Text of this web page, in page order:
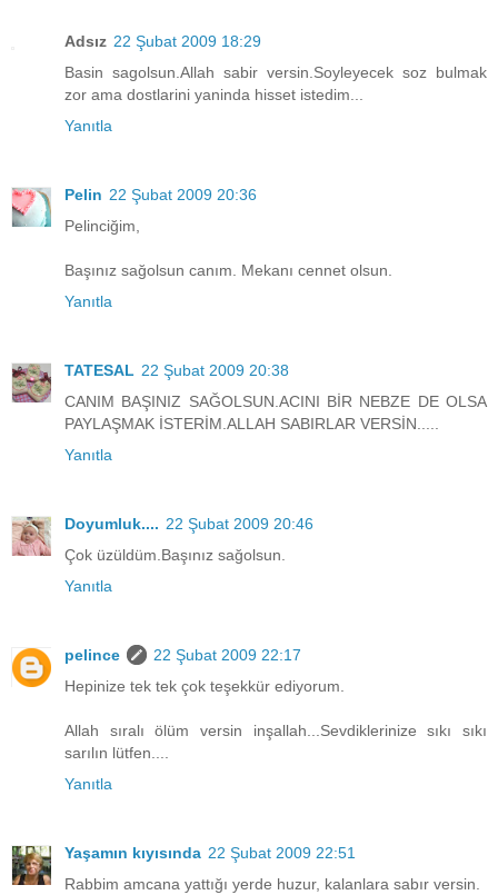
Adsız 22 Şubat 2009 18:29
Basin sagolsun.Allah sabir versin.Soyleyecek soz bulmak
zor ama dostlarini yaninda hisset istedim...
Yanıtla
Pelin 22 Şubat 2009 20:36
Pelinciğim,
Başınız sağolsun canım. Mekanı cennet olsun.
Yanıtla
TATESAL 22 Şubat 2009 20:38
CANIM BAŞINIZ SAĞOLSUN.ACINI BİR NEBZE DE OLSA
PAYLAŞMAK İSTERİM.ALLAH SABIRLAR VERSİN.....
Yanıtla
Doyumluk.... 22 Şubat 2009 20:46
Çok üzüldüm.Başınız sağolsun.
Yanıtla
pelince
22 Şubat 2009 22:17
Hepinize tek tek çok teşekkür ediyorum.
Allah sıralı ölüm versin inşallah...Sevdiklerinize sıkı sıkı
sarılın lütfen....
Yanıtla
Yaşamın kıyısında 22 Şubat 2009 22:51
Rabbim amcana yattığı yerde huzur, kalanlara sabır versin.